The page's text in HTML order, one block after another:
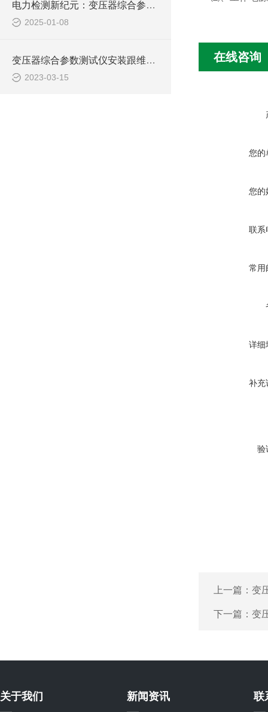
电力检测新纪元：变压器综合参数测试仪，创新技术，领电力行业智能化转型
2025-01-08
变压器综合参数测试仪安装跟维护有哪些要注意
2023-03-15
在线咨询
您的
您的
联系
常用
详细
补充
验
上一篇： 变
下一篇： 变
关于我们 新闻资讯 联